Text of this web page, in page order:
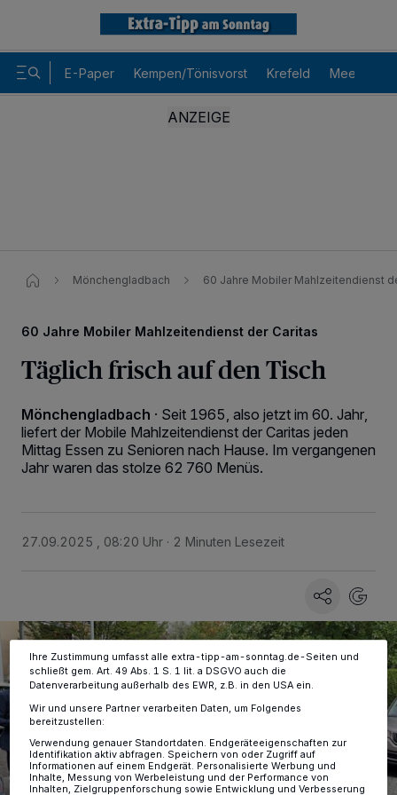
E-Paper Kempen/Tönisvorst Krefeld Meerbusch
Mönchengladbach 60 Jahre Mobiler Mahlzeitendienst
60 Jahre Mobiler Mahlzeitendienst der Caritas
Täglich frisch auf den Tisch
Mönchengladbach · Seit 1965, also jetzt im 60. Jahr,
liefert der Mobile Mahlzeitendienst der Caritas jeden
Mittag Essen zu Senioren nach Hause. Im vergangenen
Jahr waren das stolze 62 760 Menüs.
27.09.2025 , 08:20 Uhr 2 Minuten Lesezeit
verarbeiten Daten, um Ihnen Dienste bereitzustellen“ aufgeführten
Zwecke. Wenn Tracker deaktiviert sind, sind manche Inhalte und
ändern oder Ihre Einwilligung zu widerrufen, indem Sie auf den Link
Einstellungen oder Ablehnen am unteren Rand der Webseite klicken.
Ihre Einstellungen gelten innerhalb unseres Website. Weitere
Informationen finden Sie in unserer Datenschutzerklärung.
Ihre Zustimmung umfasst alle extra-tipp-am-sonntag.de-Seiten und
schließt gem. Art. 49 Abs. 1 S. 1 lit. a DSGVO auch die
Datenverarbeitung außerhalb des EWR, z.B. in den USA ein.
Wir und unsere Partner verarbeiten Daten, um Folgendes
bereitzustellen:
Verwendung genauer Standortdaten. Endgeräteeigenschaften zur
Identifikation aktiv abfragen. Speichern von oder Zugriff auf
Informationen auf einem Endgerät. Personalisierte Werbung und
Inhalte, Messung von Werbeleistung und der Performance von
Inhalten, Zielgruppenforschung sowie Entwicklung und Verbesserung